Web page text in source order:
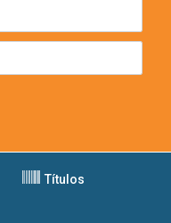
Títulos